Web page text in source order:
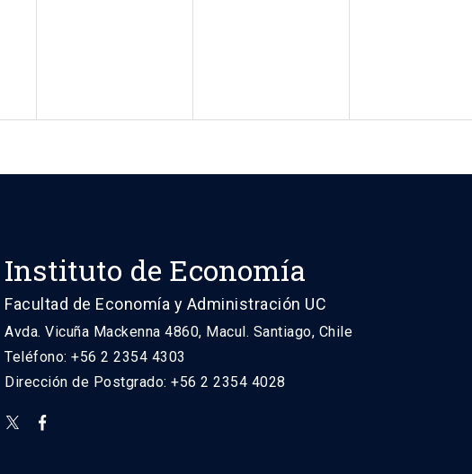
Instituto de Economía
Facultad de Economía y Administración UC
Avda. Vicuña Mackenna 4860, Macul. Santiago, Chile
Teléfono: +56 2 2354 4303
Dirección de Postgrado: +56 2 2354 4028